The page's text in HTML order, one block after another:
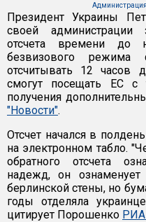
Президент Украины
своей администрации
отсчета времени до
безвизового
отсчитывать 12 часов
смогут посещать ЕС с
получения
"Новости".
Отсчет начался в
на электронном табло.
обратного отсчета
надежд, он
берлинской стены, но
годы отделяла
цитирует Порошенко РИА